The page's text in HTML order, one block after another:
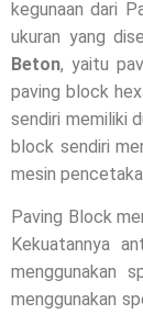
kegunaan dari
ukuran yang
Beton, yaitu
paving block
sendiri memiliki
block sendiri
mesin
Paving Block
Kekuatannya
menggunakan
menggunakan